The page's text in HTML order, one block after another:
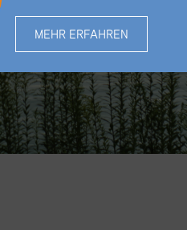
MEHR ERFAHREN